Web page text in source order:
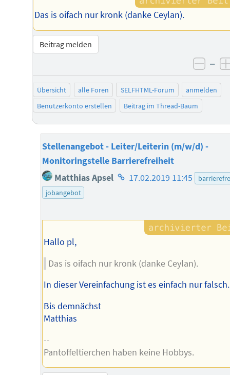
Das is oifach nur kronk (danke Ceylan).
Beitrag melden
–
Übersicht alle Foren SELFHTML-Forum
anmelden
Benutzerkonto erstellen
Beitrag im Thread-Baum
Stellenangebot - Leiter/Leiterin (m/w/d) -
Monitoringstelle Barrierefreiheit
Matthias Apsel Homepage
17.02.2019 11:45
jobangebot
Hallo pl,
Das is oifach nur kronk (danke Ceylan).
In dieser Vereinfachung ist es einfach nur falsch.
Bis demnächst
Matthias
--
Pantoffeltierchen haben keine Hobbys.